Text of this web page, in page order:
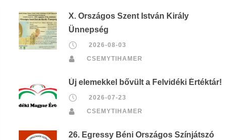
X. Országos Szent István Király
Ünnepség
2026-08-03
CSEMYTIHAMER
Új elemekkel bővült a Felvidéki Értéktár!
2026-07-23
CSEMYTIHAMER
26. Egressy Béni Országos Színjátszó